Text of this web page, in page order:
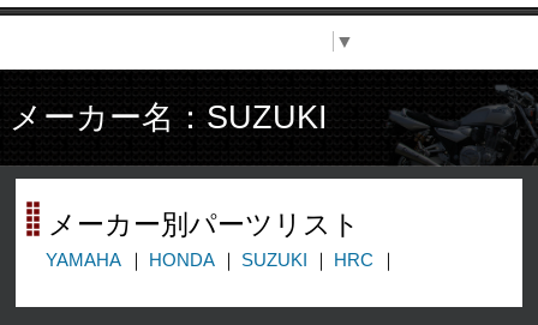
▼
メーカー名：SUZUKI
メーカー別パーツリスト
YAMAHA HONDA SUZUKI HRC